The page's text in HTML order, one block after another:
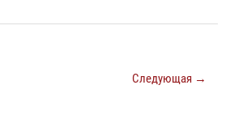
Следующая →